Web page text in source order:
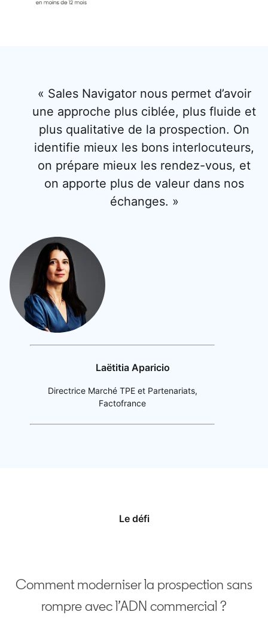
« Sales Navigator nous permet d’avoir
une approche plus ciblée, plus fluide et
plus qualitative de la prospection. On
identifie mieux les bons interlocuteurs,
on prépare mieux les rendez-vous, et
on apporte plus de valeur dans nos
échanges. »
Laëtitia Aparicio
Directrice Marché TPE et Partenariats,
Factofrance
Le défi
Comment moderniser la prospection sans
rompre avec l’ADN commercial ?